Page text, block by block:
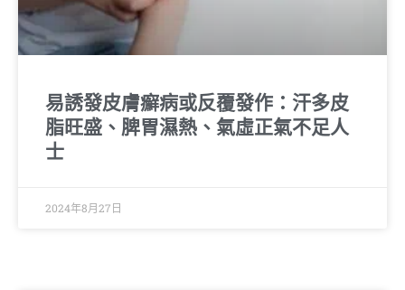
易誘發皮膚癬病或反覆發作：汗多皮
脂旺盛、脾胃濕熱、氣虛正氣不足人
士
2024年8月27日